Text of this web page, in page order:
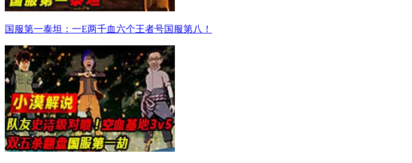
国服第一泰坦：一E两千血六个王者号国服第八！